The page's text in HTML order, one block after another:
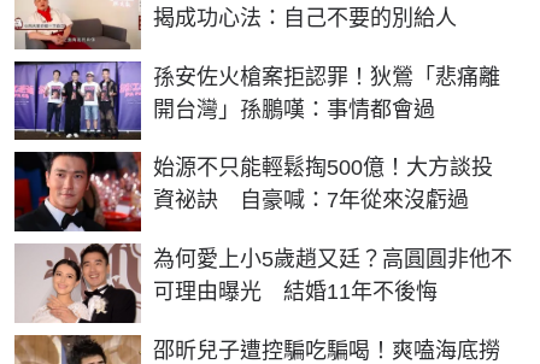
揭成功心法：自己不要的別給人
孫安佐火槍案拒認罪！狄鶯「悲痛離
開台灣」孫鵬嘆：事情都會過
始源不只能輕鬆掏500億！大方談投
資祕訣 自豪喊：7年從來沒虧過
為何愛上小5歲趙又廷？高圓圓非他不
可理由曝光 結婚11年不後悔
邵昕兒子遭控騙吃騙喝！爽嗑海底撈